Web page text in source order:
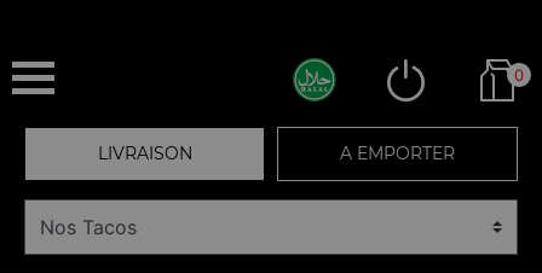
0
LIVRAISON A EMPORTER